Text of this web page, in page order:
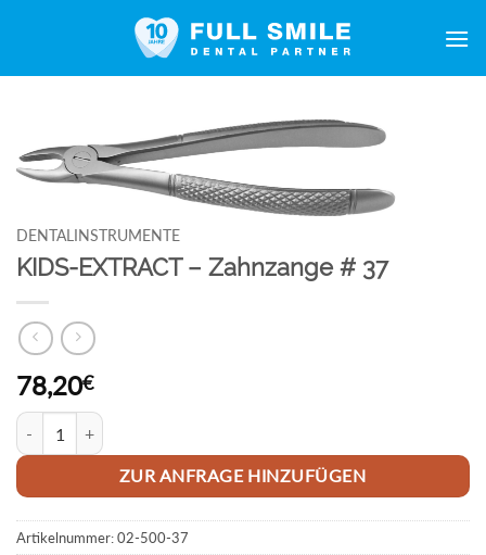
DENTALINSTRUMENTE
KIDS-EXTRACT – Zahnzange # 37
78,20€
KIDS-EXTRACT - Zahnzange # 37 Menge
ZUR ANFRAGE HINZUFÜGEN
Artikelnummer:02-500-37